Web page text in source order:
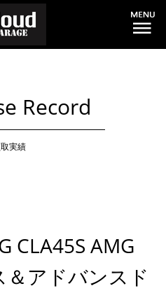
Record
実績
CLA45S AMG
アドバンスド